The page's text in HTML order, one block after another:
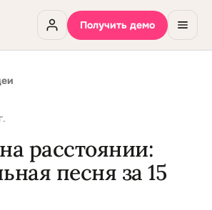
Получить демо
расстоянии:
песня за 15